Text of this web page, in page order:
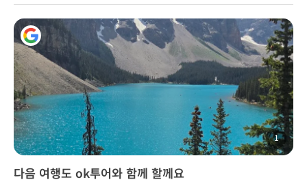
1
다음 여행도 ok투어와 함께 할께요